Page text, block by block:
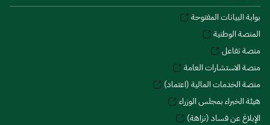
بوابة البيانات المفتوحة
المنصة الوطنية
منصة تفاعل
منصة الاستشارات العامة
منصة الخدمات المالية (اعتماد)
هيئة الخبراء بمجلس الوزراء
الإبلاغ عن فساد (نزاهة)